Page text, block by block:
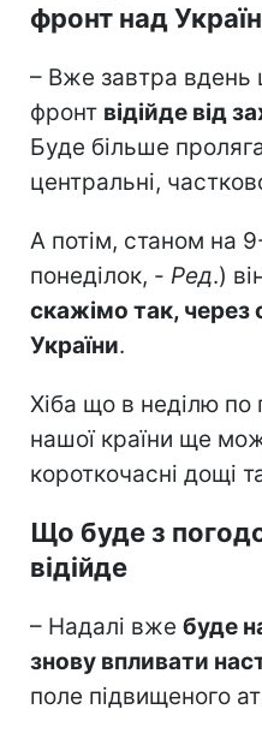
фронт над
– Вже завтра вдень
фронт відійде від
Буде більше
центральні,
А потім, станом на
понеділок, - Ред.)
скажімо так, через
України.
Хіба що в неділю по
нашої країни ще
короткочасні дощі
Що буде з
відійде
– Надалі вже буде
знову впливати
поле підвищеного